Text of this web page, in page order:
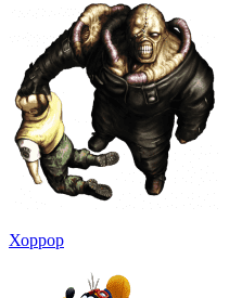
Хоррор